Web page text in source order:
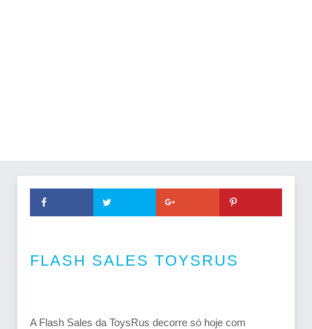
FLASH SALES TOYSRUS
A Flash Sales da ToysRus decorre só hoje com